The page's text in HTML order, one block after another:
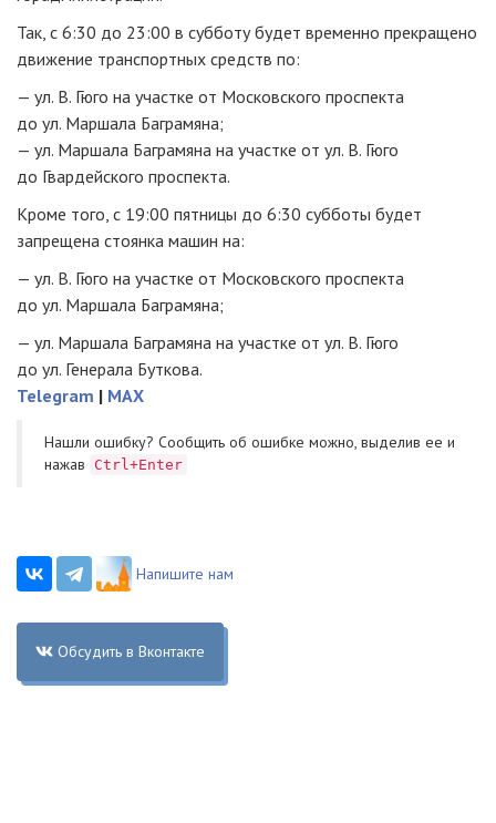
Так, с 6:30 до 23:00 в субботу будет временно прекращено
движение транспортных средств по:
— ул. В. Гюго на участке от Московского проспекта
до ул. Маршала Баграмяна;
— ул. Маршала Баграмяна на участке от ул. В. Гюго
до Гвардейского проспекта.
Кроме того, с 19:00 пятницы до 6:30 субботы будет
запрещена стоянка машин на:
— ул. В. Гюго на участке от Московского проспекта
до ул. Маршала Баграмяна;
— ул. Маршала Баграмяна на участке от ул. В. Гюго
до ул. Генерала Буткова.
Telegram | MAX
Нашли ошибку? Cообщить об ошибке можно, выделив ее и
нажав
Ctrl+Enter
Напишите нам
Обсудить в Вконтакте